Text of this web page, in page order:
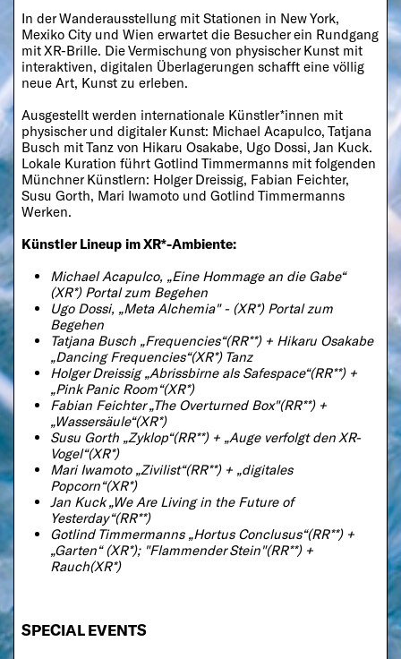
In der Wanderausstellung mit Stationen in New York,
Mexiko City und Wien erwartet die Besucher ein Rundgang
mit XR-Brille. Die Vermischung von physischer Kunst mit
interaktiven, digitalen Überlagerungen schafft eine völlig
neue Art, Kunst zu erleben.
Ausgestellt werden internationale Künstler*innen mit
physischer und digitaler Kunst: Michael Acapulco, Tatjana
Busch mit Tanz von Hikaru Osakabe, Ugo Dossi, Jan Kuck.
Lokale Kuration führt Gotlind Timmermanns mit folgenden
Münchner Künstlern: Holger Dreissig, Fabian Feichter,
Susu Gorth, Mari Iwamoto und Gotlind Timmermanns
Werken.
Künstler Lineup im XR*-Ambiente:
Michael Acapulco, „Eine Hommage an die Gabe“
(XR*) Portal zum Begehen
Ugo Dossi, „Meta Alchemia" - (XR*) Portal zum
Begehen
Tatjana Busch „Frequencies“(RR**) + Hikaru Osakabe
„Dancing Frequencies“(XR*) Tanz
Holger Dreissig „Abrissbirne als Safespace“(RR**) +
„Pink Panic Room“(XR*)
Fabian Feichter „The Overturned Box"(RR**) +
„Wassersäule“(XR*)
Susu Gorth „Zyklop“(RR**) + „Auge verfolgt den XR-
Vogel“(XR*)
Mari Iwamoto „Zivilist“(RR**) + „digitales
Popcorn“(XR*)
Jan Kuck „We Are Living in the Future of
Yesterday“(RR**)
Gotlind Timmermanns „Hortus Conclusus“(RR**) +
„Garten“ (XR*); "Flammender Stein"(RR**) +
Rauch(XR*)
SPECIAL EVENTS